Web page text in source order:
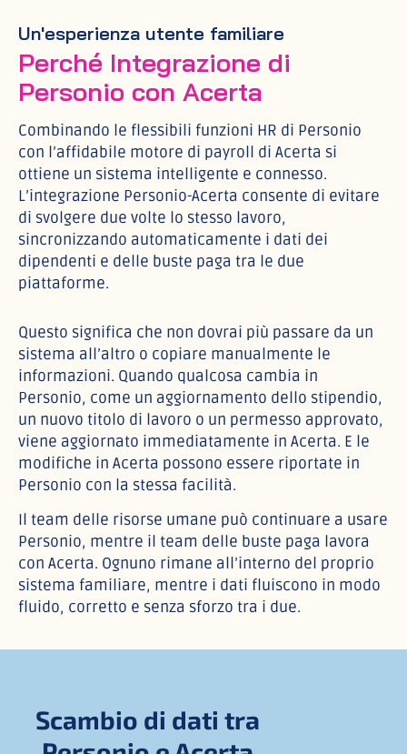
Un'esperienza utente familiare
Perché Integrazione di
Personio con Acerta
Combinando le flessibili funzioni HR di Personio
con l’affidabile motore di payroll di Acerta si
ottiene un sistema intelligente e connesso.
L’integrazione Personio-Acerta consente di evitare
di svolgere due volte lo stesso lavoro,
sincronizzando automaticamente i dati dei
dipendenti e delle buste paga tra le due
piattaforme.
Questo significa che non dovrai più passare da un
sistema all’altro o copiare manualmente le
informazioni. Quando qualcosa cambia in
Personio, come un aggiornamento dello stipendio,
un nuovo titolo di lavoro o un permesso approvato,
viene aggiornato immediatamente in Acerta. E le
modifiche in Acerta possono essere riportate in
Personio con la stessa facilità.
Il team delle risorse umane può continuare a usare
Personio, mentre il team delle buste paga lavora
con Acerta. Ognuno rimane all’interno del proprio
sistema familiare, mentre i dati fluiscono in modo
fluido, corretto e senza sforzo tra i due.
Scambio di dati tra